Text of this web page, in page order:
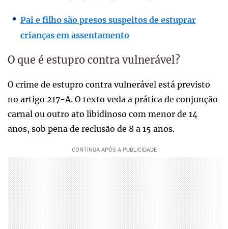
Pai e filho são presos suspeitos de estuprar
crianças em assentamento
O que é estupro contra vulnerável?
O crime de estupro contra vulnerável está previsto
no artigo 217-A. O texto veda a prática de conjunção
carnal ou outro ato libidinoso com menor de 14
anos, sob pena de reclusão de 8 a 15 anos.